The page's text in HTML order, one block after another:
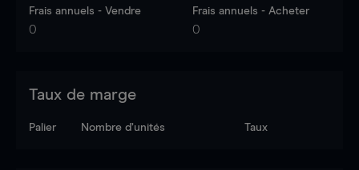
Frais annuels - Vendre
0
Frais annuels - Acheter
0
Taux de marge
Palier Nombre d’unités Taux